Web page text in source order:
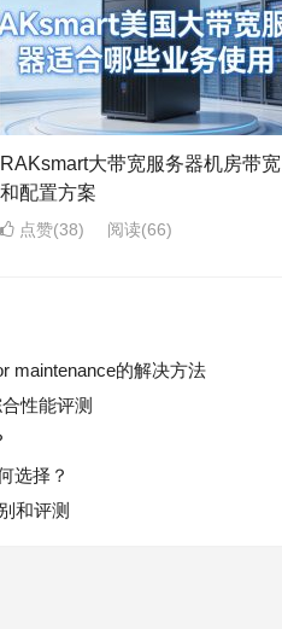
RAKsmart大带宽服务器机房带宽
和配置方案
点赞(38) 阅读(66)
maintenance的解决方法
性能评测
选择？
和评测